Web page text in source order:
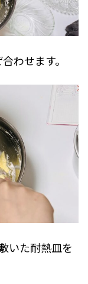
わせます。
いた耐熱皿を